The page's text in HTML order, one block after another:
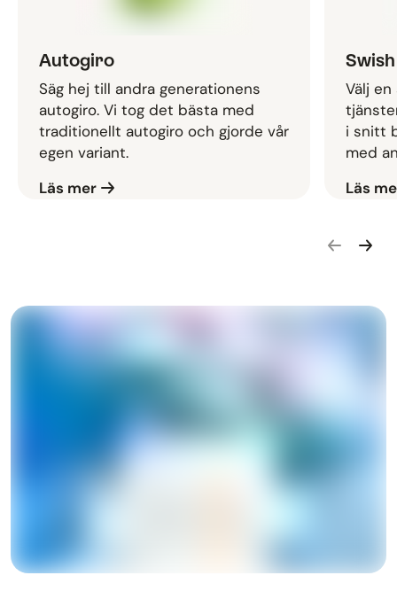
Autogiro
Säg hej till andra generationens
autogiro. Vi tog det bästa med
traditionellt autogiro och gjorde vår
egen variant.
Läs mer
Swish
Välj
i snitt
med
Läs
Gå bakåt
Gå